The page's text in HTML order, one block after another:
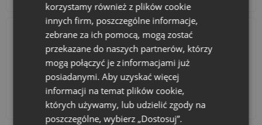
Akcesoria i dekoracje Zestawy
korzystamy również z plików cookie
innych firm, poszczególne informacje,
zebrane za ich pomocą, mogą zostać
przekazane do naszych partnerów, którzy
mogą połączyć je z informacjami już
posiadanymi. Aby uzyskać więcej
informacji na temat plików cookie,
których używamy, lub udzielić zgody na
poszczególne, wybierz „Dostosuj”.